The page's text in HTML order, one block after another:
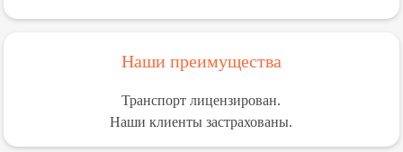
Наши преимущества
Транспорт лицензирован.
Наши клиенты застрахованы.